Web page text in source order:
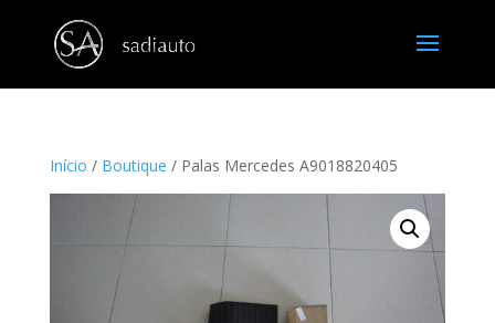
Início / Boutique / Palas Mercedes A9018820405